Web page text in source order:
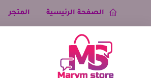
الصفحة الرئيسية المتجر